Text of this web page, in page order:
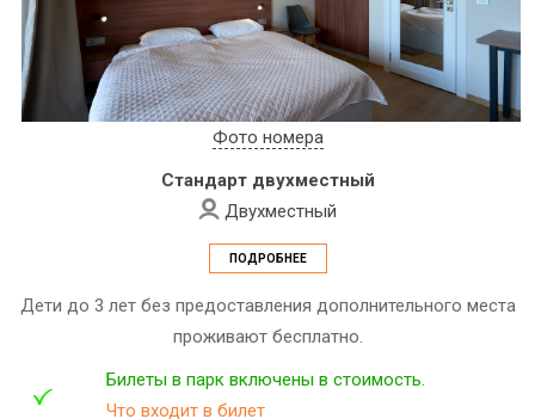
Фото номера
Стандарт двухместный
Двухместный
ПОДРОБНЕЕ
Дети до 3 лет без предоставления дополнительного места
проживают бесплатно.
Билеты в парк включены в стоимость.
Что входит в билет